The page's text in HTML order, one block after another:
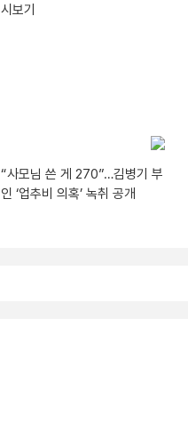
시보기
“사모님 쓴 게 270”…김병기 부
인 ‘업추비 의혹’ 녹취 공개